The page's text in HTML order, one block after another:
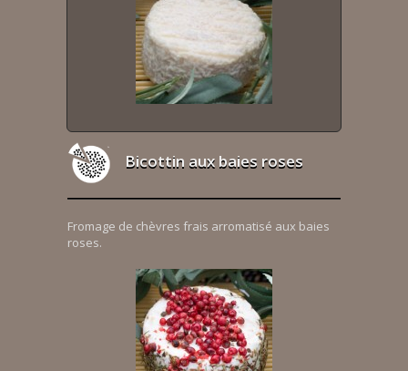
Bicottin aux baies roses
Fromage de chèvres frais arromatisé aux baies
roses.